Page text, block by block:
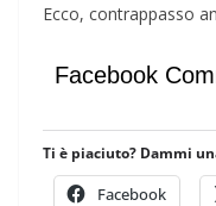
Ecco, contrappasso
Facebook
Ti è piaciuto? Dammi
Facebook